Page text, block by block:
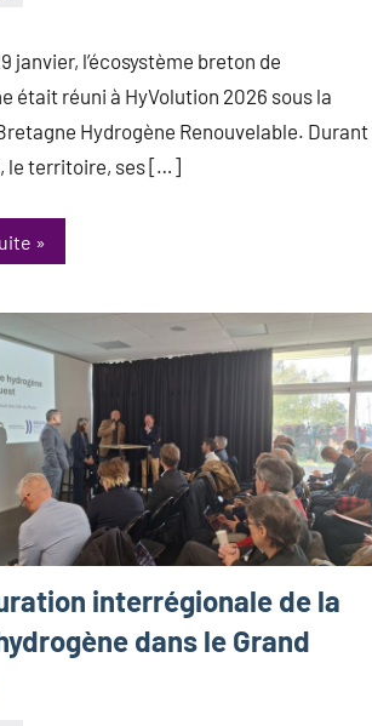
janvier, l’écosystème breton de
était réuni à HyVolution 2026 sous la
Hydrogène Renouvelable. Durant
le territoire, ses […]
interrégionale de la
dans le Grand